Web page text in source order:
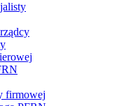
firmowej